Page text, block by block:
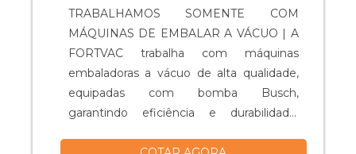
TRABALHAMOS SOMENTE COM
MÁQUINAS DE EMBALAR A VÁCUO | A
FORTVAC trabalha com máquinas
embaladoras a vácuo de alta qualidade,
equipadas com bomba Busch,
garantindo eficiência e durabilidade.